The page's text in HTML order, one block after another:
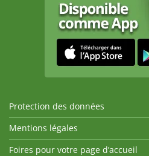
Protection des données
Mentions légales
Foires pour votre page d’accueil